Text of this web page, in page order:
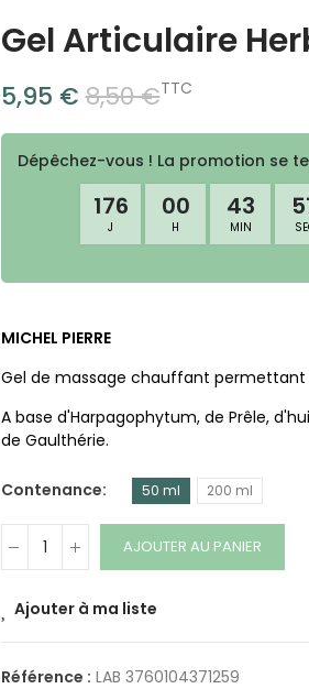
Gel Articulaire
5,95 €8,50 €TTC
Dépêchez-vous ! La promotion se
176
J
00
H
43
MIN
MICHEL PIERRE
Gel de massage chauffant permettant
A base d'Harpagophytum, de Prêle,
de Gaulthérie.
Contenance 50 ml 200 ml
AJOUTER AU PANIER
Ajouter à ma liste
Référence : LAB 3760104371259